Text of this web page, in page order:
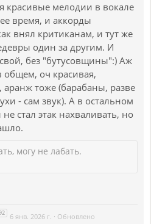
красивые мелодии в вокале
время, и аккорды
внял критиканам, и тут же
один за другим. И
без "бутусовщины":) Аж
общем, оч красивая,
тоже (барабаны, разве
- сам звук). А в остальном
стал этак нахваливать, но
могу не лабать.
6 янв. 2026 г. · Обновлено